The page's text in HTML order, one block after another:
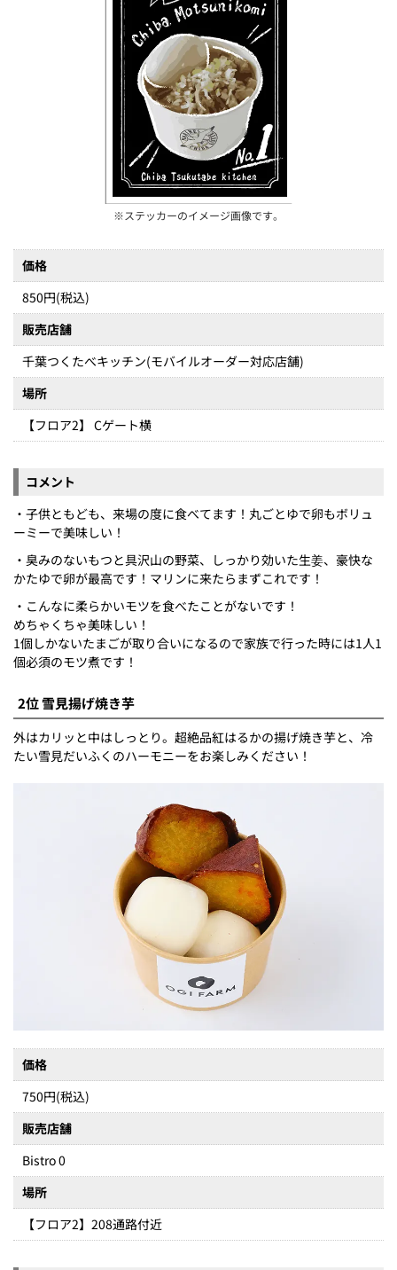
※ステッカーのイメージ画像です。
価格
850円(税込)
販売店舗
千葉つくたべキッチン(モバイルオーダー対応店舗)
場所
【フロア2】 Cゲート横
コメント
・子供ともども、来場の度に食べてます！丸ごとゆで卵もボリュ
ーミーで美味しい！
・臭みのないもつと具沢山の野菜、しっかり効いた生姜、豪快な
かたゆで卵が最高です！マリンに来たらまずこれです！
・こんなに柔らかいモツを食べたことがないです！
めちゃくちゃ美味しい！
1個しかないたまごが取り合いになるので家族で行った時には1人1
個必須のモツ煮です！
2位 雪見揚げ焼き芋
外はカリッと中はしっとり。超絶品紅はるかの揚げ焼き芋と、冷
たい雪見だいふくのハーモニーをお楽しみください！
価格
750円(税込)
販売店舗
Bistro 0
場所
【フロア2】208通路付近